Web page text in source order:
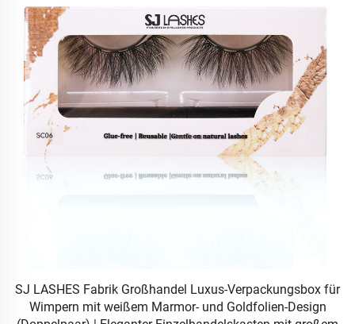
SJ LASHES Fabrik Großhandel Luxus-Verpackungsbox für
Wimpern mit weißem Marmor- und Goldfolien-Design